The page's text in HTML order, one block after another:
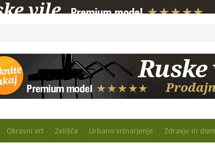
Okrasni vrt Zelišča Urbano vrtnarjenje Zdravje in dom